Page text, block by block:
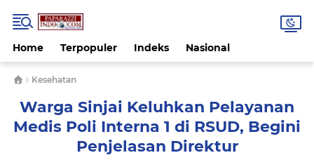
Home Terpopuler Indeks Nasional
› Kesehatan
Warga Sinjai Keluhkan Pelayanan
Medis Poli Interna 1 di RSUD, Begini
Penjelasan Direktur